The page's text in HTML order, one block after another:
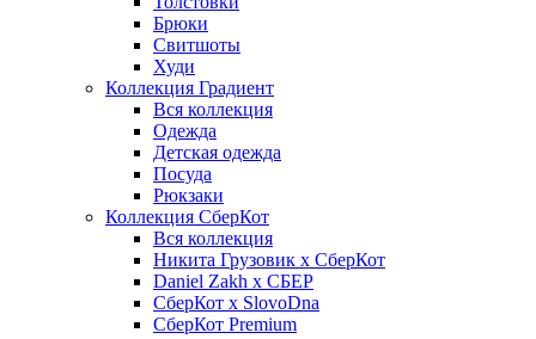
Брюки
Свитшоты
Худи
Коллекция Градиент
Вся коллекция
Одежда
Детская одежда
Посуда
Рюкзаки
Коллекция СберКот
Вся коллекция
Никита Грузовик х СберКот
Daniel Zakh x СБЕР
СберКот x SlovoDna
СберКот Premium